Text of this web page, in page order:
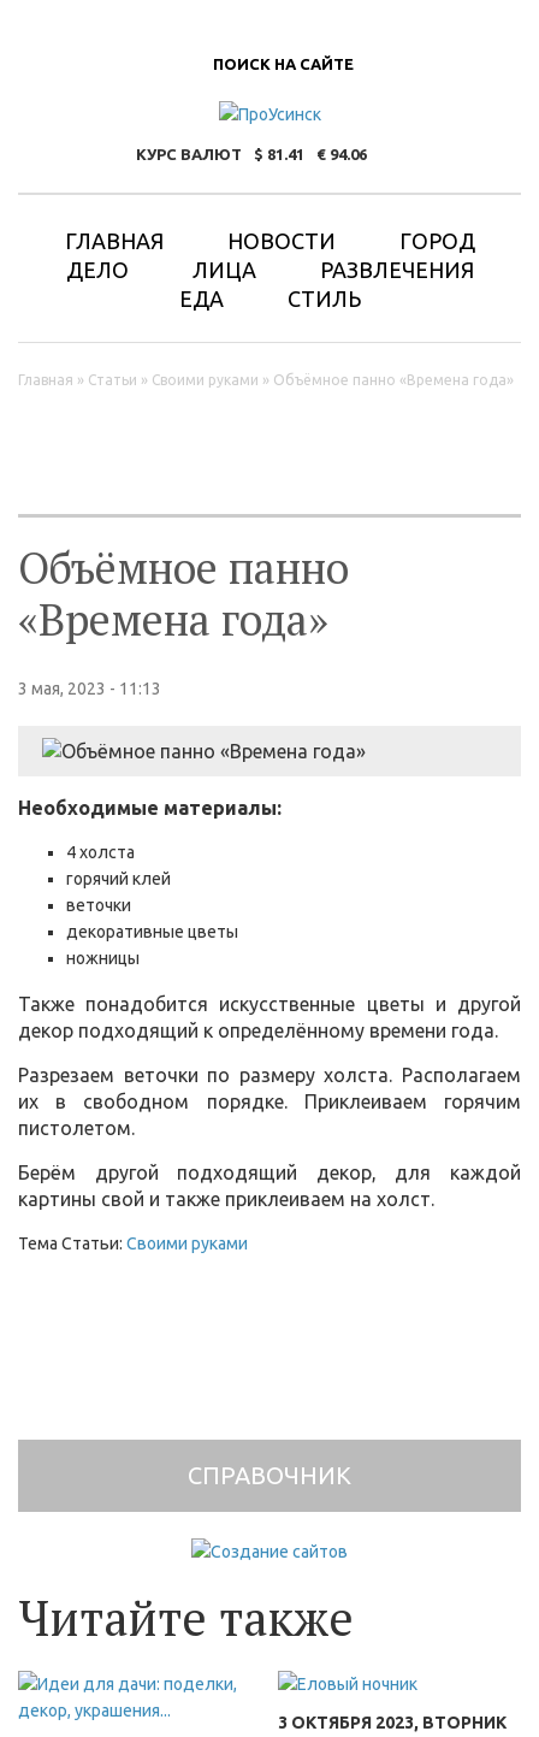
ПОИСК НА САЙТЕ
КУРС ВАЛЮТ 81.41 94.06
ГЛАВНАЯ НОВОСТИ
ГОРОД
ДЕЛО
ЛИЦА
РАЗВЛЕЧЕНИЯ
ЕДА
СТИЛЬ
Вы здесь
Главная » Статьи » Своими руками » Объёмное панно «Времена года»
Объёмное панно
«Времена года»
3 мая, 2023 - 11:13
Необходимые материалы:
4 холста
горячий клей
веточки
декоративные цветы
ножницы
Также понадобится искусственные цветы и другой
декор подходящий к определённому времени года.
Разрезаем веточки по размеру холста. Располагаем
их в свободном порядке. Приклеиваем горячим
пистолетом.
Берём другой подходящий декор, для каждой
картины свой и также приклеиваем на холст.
Тема Статьи: Своими руками
СПРАВОЧНИК
Читайте также
3 ОКТЯБРЯ 2023, ВТОРНИК